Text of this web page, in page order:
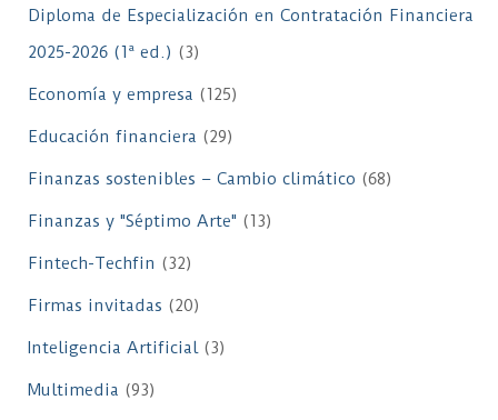
Diploma de Especialización en Contratación Financiera
2025-2026 (1ª ed.) (3)
Economía y empresa (125)
Educación financiera (29)
Finanzas sostenibles – Cambio climático (68)
Finanzas y "Séptimo Arte" (13)
Fintech-Techfin (32)
Firmas invitadas (20)
Inteligencia Artificial(3)
Multimedia (93)